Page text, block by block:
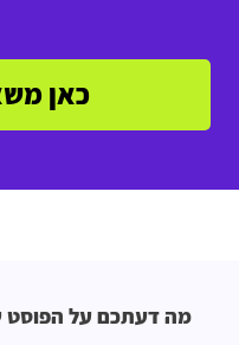
כאן
מה דעתכם על הפוסט